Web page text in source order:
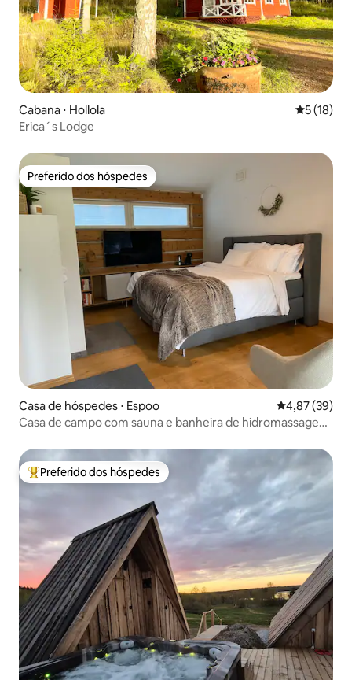
Cabana ⋅ Hollola 5 de uma
5 (18)
Erica´s Lodge
Preferido dos hóspedes
Preferido dos hóspedes
Casa de hóspedes ⋅ Espoo 4,87 de uma
4,87 (39)
Casa de campo com sauna e banheira de hidromassagem
Entre os melhores preferidos dos hóspedes
Preferido dos hóspedes